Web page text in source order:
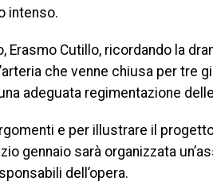
intenso.
Erasmo Cutillo, ricordando la
che venne chiusa per tre
adeguata regimentazione
e per illustrare il
gennaio sarà organizzata
dell’opera.